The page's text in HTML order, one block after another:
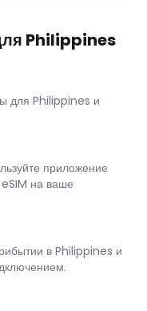
Philippines
для Philippines и
приложение
на ваше
в Philippines и